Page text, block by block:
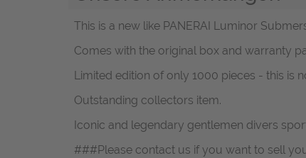
This is a new like PANERAI Luminor
Comes with the original box and warranty
Limited edition of only 1000 pieces - this is
Outstanding collectors item.
Iconic and legendary gentlemen divers
###Please contact us if you want to sell